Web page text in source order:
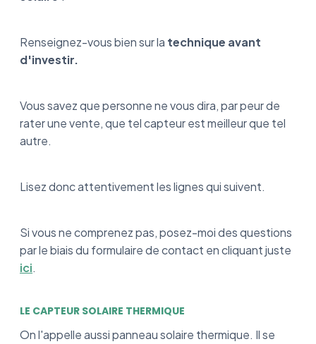
Renseignez-vous bien sur la technique avant
d'investir.
Vous savez que personne ne vous dira, par peur de
rater une vente, que tel capteur est meilleur que tel
autre.
Lisez donc attentivement les lignes qui suivent.
Si vous ne comprenez pas, posez-moi des questions
par le biais du formulaire de contact en cliquant juste
ici.
LE CAPTEUR SOLAIRE THERMIQUE
On l'appelle aussi panneau solaire thermique. Il se